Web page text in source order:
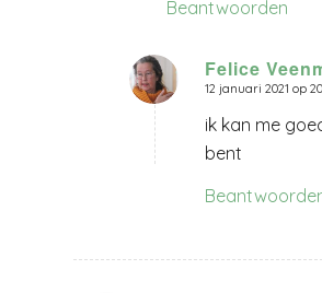
Beantwoorden
Felice
zegt:
12 januari 2021 op
ik kan me
bent